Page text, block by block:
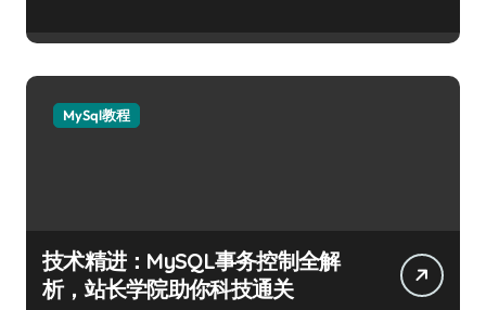
MySql教程
技术精进：MySQL事务控制全解
析，站长学院助你科技通关